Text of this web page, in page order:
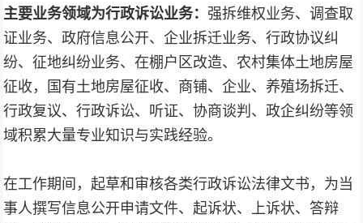
主要业务领域为行政诉讼业务： 强拆维权业务、调查取
证业务、政府信息公开、企业拆迁业务、行政协议纠
纷、征地纠纷业务、在棚户区改造、农村集体土地房屋
征收，国有土地房屋征收、商铺、企业、养殖场拆迁、
行政复议、行政诉讼、听证、协商谈判、政企纠纷等领
域积累大量专业知识与实践经验。
在工作期间，起草和审核各类行政诉讼法律文书，为当
事人撰写信息公开申请文件、起诉状、上诉状、答辩